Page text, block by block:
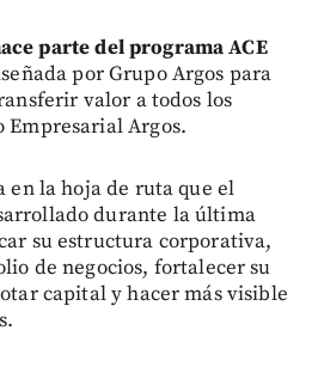
parte del programa ACE
por Grupo Argos para
valor a todos los
Empresarial Argos.
en la hoja de ruta que el
durante la última
su estructura corporativa,
de negocios, fortalecer su
capital y hacer más visible